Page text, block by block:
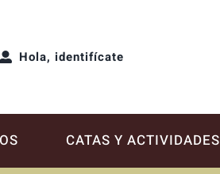
Hola, identifícate
CATAS Y ACTIVIDADES